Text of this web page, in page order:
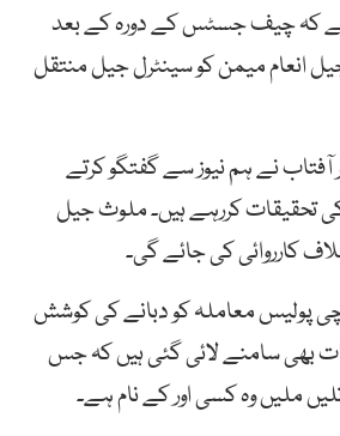
ہے کہ چیف جسٹس کے دورہ کے بعد
انعام میمن کو سینٹرل جیل منتقل
نے ہم نیوز سے گفتگو کرتے
تحقیقات کررہے ہیں۔ ملوث جیل
کارروائی کی جائے گی۔
پولیس معاملہ کو دبانے کی کوشش
بھی سامنے لائی گئی ہیں کہ جس
ملیں وہ کسی اور کے نام ہے۔